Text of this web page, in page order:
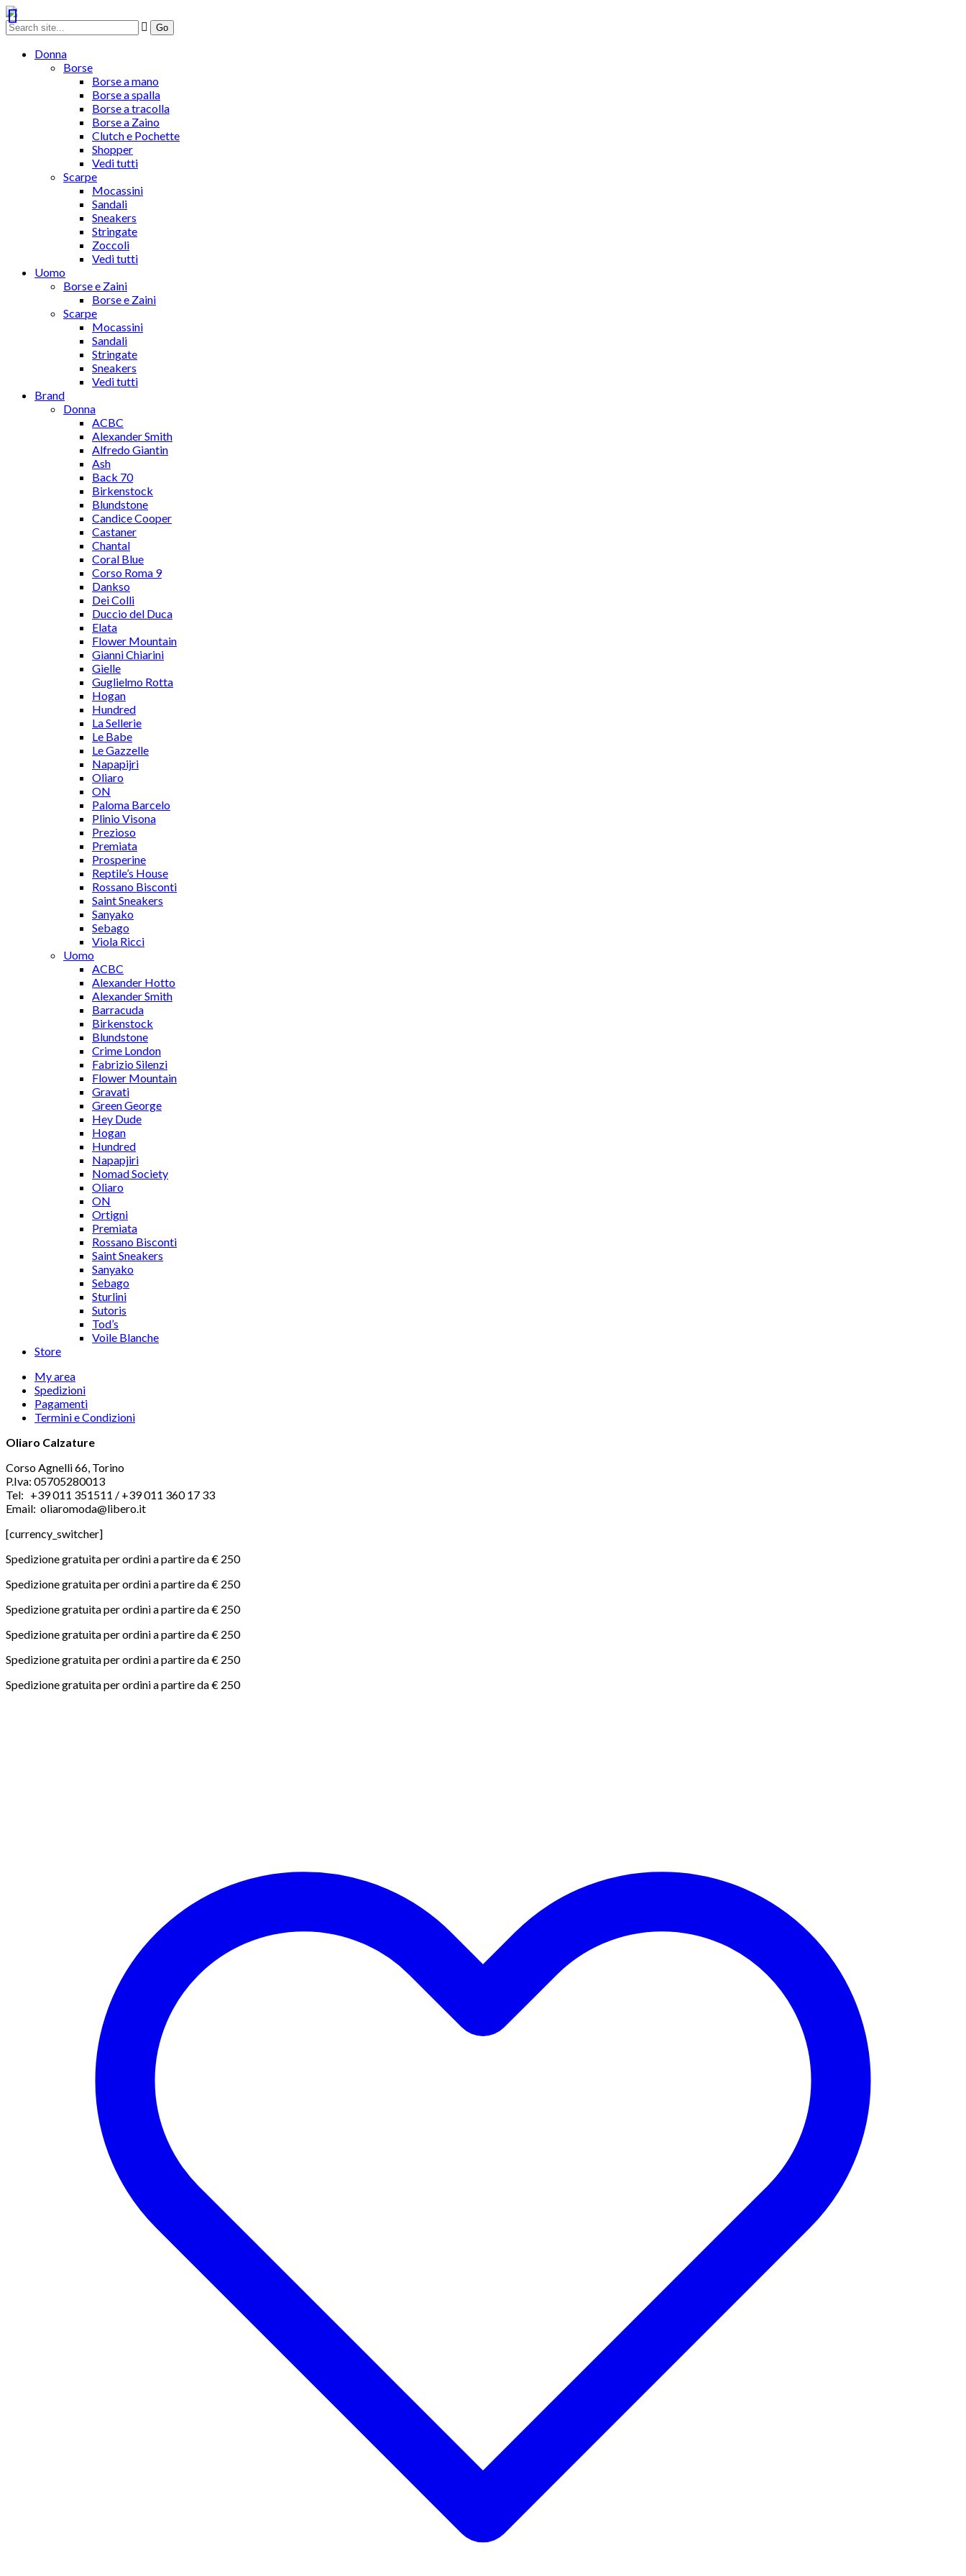
Donna
Borse
Borse a mano
Borse a spalla
Borse a tracolla
Borse a Zaino
Clutch e Pochette
Shopper
Vedi tutti
Scarpe
Mocassini
Sandali
Sneakers
Stringate
Zoccoli
Vedi tutti
Uomo
Borse e Zaini
Borse e Zaini
Scarpe
Mocassini
Sandali
Stringate
Sneakers
Vedi tutti
Brand
Donna
ACBC
Alexander Smith
Alfredo Giantin
Ash
Back 70
Birkenstock
Blundstone
Candice Cooper
Castaner
Chantal
Coral Blue
Corso Roma 9
Dankso
Dei Colli
Duccio del Duca
Elata
Flower Mountain
Gianni Chiarini
Gielle
Guglielmo Rotta
Hogan
Hundred
La Sellerie
Le Babe
Le Gazzelle
Napapijri
Oliaro
ON
Paloma Barcelo
Plinio Visona
Prezioso
Premiata
Prosperine
Reptile’s House
Rossano Bisconti
Saint Sneakers
Sanyako
Sebago
Viola Ricci
Uomo
ACBC
Alexander Hotto
Alexander Smith
Barracuda
Birkenstock
Blundstone
Crime London
Fabrizio Silenzi
Flower Mountain
Gravati
Green George
Hey Dude
Hogan
Hundred
Napapjiri
Nomad Society
Oliaro
ON
Ortigni
Premiata
Rossano Bisconti
Saint Sneakers
Sanyako
Sebago
Sturlini
Sutoris
Tod’s
Voile Blanche
Store
My area
Spedizioni
Pagamenti
Termini e Condizioni
Oliaro Calzature
Corso Agnelli 66, Torino
P.Iva: 05705280013
Tel: +39 011 351511 / +39 011 360 17 33
Email: oliaromoda@libero.it
[currency_switcher]
Spedizione gratuita per ordini a partire da € 250
Spedizione gratuita per ordini a partire da € 250
Spedizione gratuita per ordini a partire da € 250
Spedizione gratuita per ordini a partire da € 250
Spedizione gratuita per ordini a partire da € 250
Spedizione gratuita per ordini a partire da € 250